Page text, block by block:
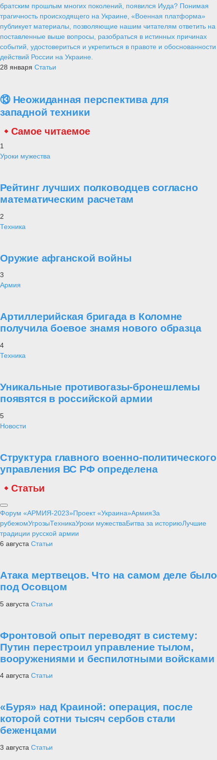
братским прошлым многих поколений, появился Иуда? Понимая
трагичность происходящего на Украине, «Военная платформа»
публикует материалы, позволяющие нашим читателям ответить на
поставленные выше вопросы, разобраться в истинных причинах
событий, удостовериться и укрепиться в правоте и обоснованности
действий России на Украине.
28 января Статьи
⑬ Неожиданная перспектива для
западной техники
Самое читаемое
1
Уроки мужества
Рейтинг лучших полководцев согласно
математическим расчетам
2
Техника
Оружие афганской войны
3
Армия
Артиллерийская бригада в Коломне
получила боевое знамя нового образца
4
Техника
Уникальные противогазы-бронешлемы
появятся в российской армии
5
Новости
Структура главного военно-политического
управления ВС РФ определена
Статьи
Форум «АРМИЯ-2023»Проект «Украина»АрмияЗа
рубежомУгрозыТехникаУроки мужестваБитва за историюЛучшие
традиции русской армии
6 августа Статьи
Атака мертвецов. Что на самом деле было
под Осовцом
5 августа Статьи
Фронтовой опыт переводят в систему:
Путин перестроил управление тылом,
вооружениями и беспилотными войсками
4 августа Статьи
«Буря» над Краиной: операция, после
которой сотни тысяч сербов стали
беженцами
3 августа Статьи